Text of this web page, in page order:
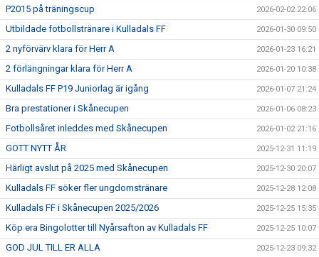
P2015 på träningscup 2026-02-02 22:06
Utbildade fotbollstränare i Kulladals FF 2026-01-30 09:50
2 nyförvärv klara för Herr A 2026-01-23 16:21
2 förlängningar klara för Herr A 2026-01-20 10:38
Kulladals FF P19 Juniorlag är igång 2026-01-07 21:24
Bra prestationer i Skånecupen 2026-01-06 08:23
Fotbollsåret inleddes med Skånecupen 2026-01-02 21:16
GOTT NYTT ÅR 2025-12-31 11:19
Härligt avslut på 2025 med Skånecupen 2025-12-30 20:07
Kulladals FF söker fler ungdomstränare 2025-12-28 12:08
Kulladals FF i Skånecupen 2025/2026 2025-12-25 15:35
Köp era Bingolotter till Nyårsafton av Kulladals FF 2025-12-25 10:07
GOD JUL TILL ER ALLA 2025-12-23 09:32